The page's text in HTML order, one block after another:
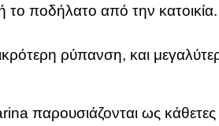
ποδήλατο από την κατοικία.
ρύπανση, και
παρουσιάζονται ως κάθετες